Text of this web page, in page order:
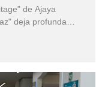
de Ajaya
deja profunda